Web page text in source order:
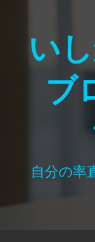
contentい
ブ
自分の率